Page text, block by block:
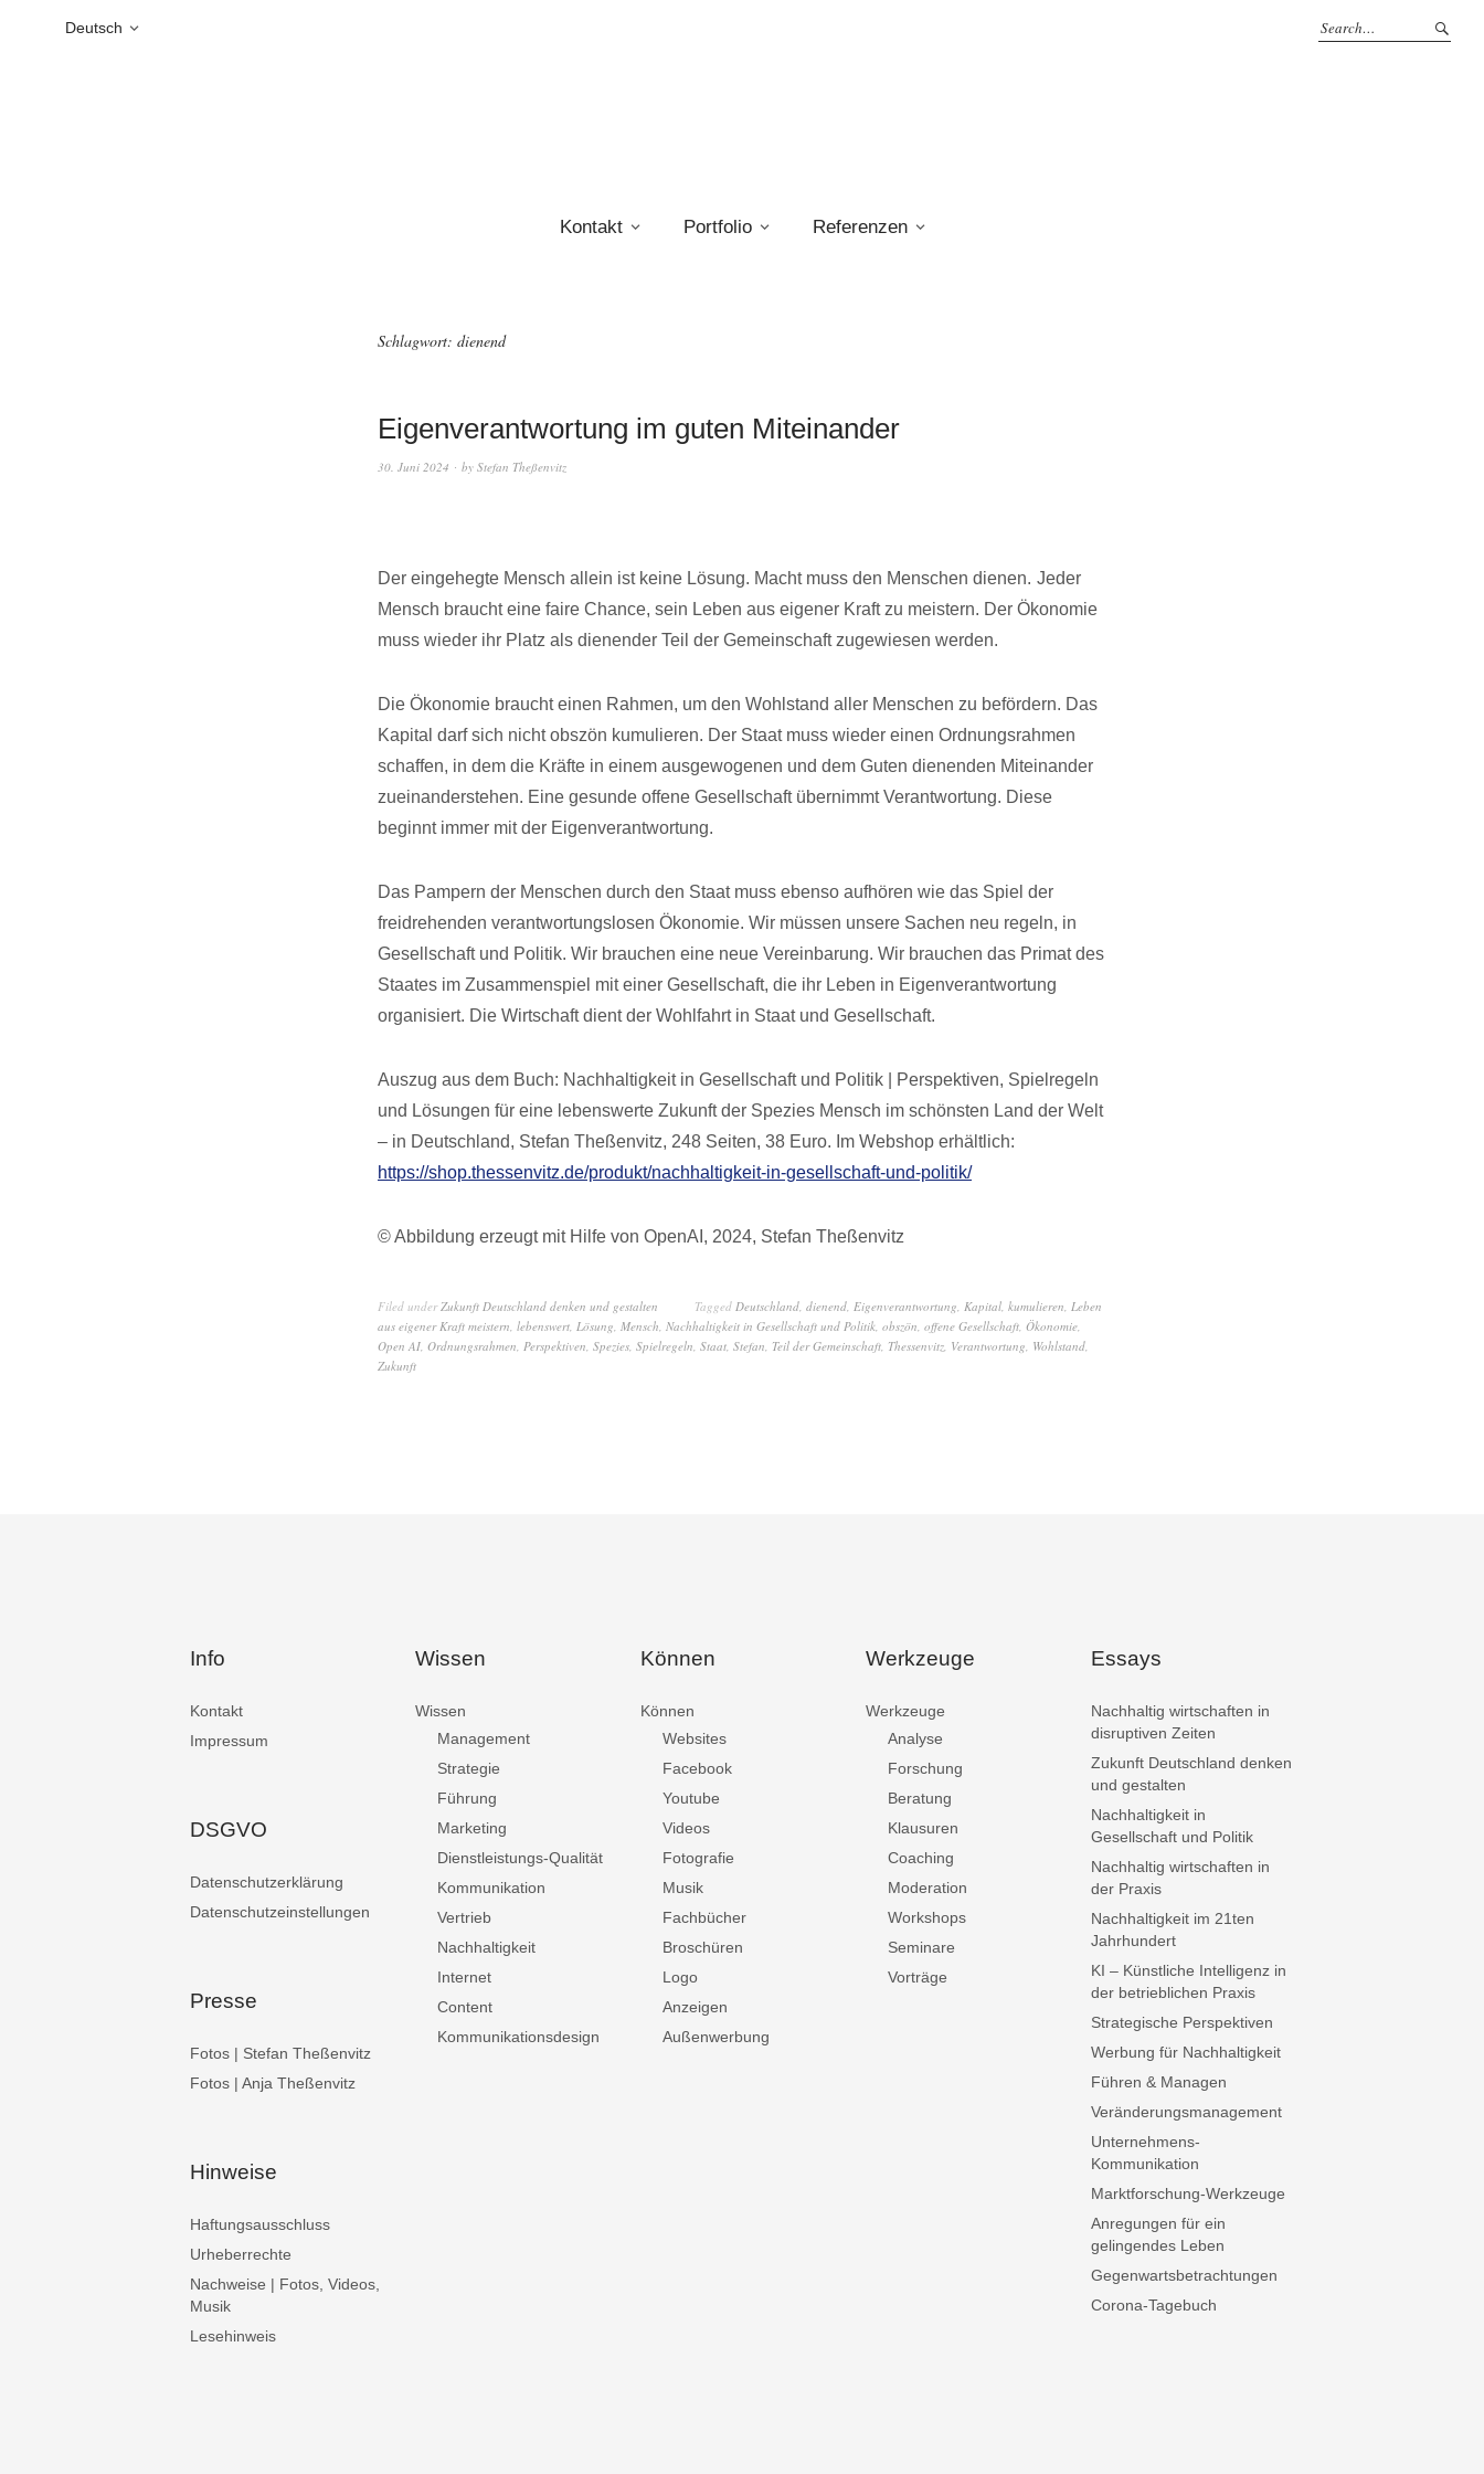
Deutsch
Kontakt Portfolio Referenzen
Schlagwort: dienend
Eigenverantwortung im guten Miteinander
30. Juni 2024 by Stefan Theßenvitz
Der eingehegte Mensch allein ist keine Lösung. Macht muss den Menschen dienen. Jeder
Mensch braucht eine faire Chance, sein Leben aus eigener Kraft zu meistern. Der Ökonomie
muss wieder ihr Platz als dienender Teil der Gemeinschaft zugewiesen werden.
Die Ökonomie braucht einen Rahmen, um den Wohlstand aller Menschen zu befördern. Das
Kapital darf sich nicht obszön kumulieren. Der Staat muss wieder einen Ordnungsrahmen
schaffen, in dem die Kräfte in einem ausgewogenen und dem Guten dienenden Miteinander
zueinanderstehen. Eine gesunde offene Gesellschaft übernimmt Verantwortung. Diese
beginnt immer mit der Eigenverantwortung.
Das Pampern der Menschen durch den Staat muss ebenso aufhören wie das Spiel der
freidrehenden verantwortungslosen Ökonomie. Wir müssen unsere Sachen neu regeln, in
Gesellschaft und Politik. Wir brauchen eine neue Vereinbarung. Wir brauchen das Primat des
Staates im Zusammenspiel mit einer Gesellschaft, die ihr Leben in Eigenverantwortung
organisiert. Die Wirtschaft dient der Wohlfahrt in Staat und Gesellschaft.
Auszug aus dem Buch: Nachhaltigkeit in Gesellschaft und Politik | Perspektiven, Spielregeln
und Lösungen für eine lebenswerte Zukunft der Spezies Mensch im schönsten Land der Welt
– in Deutschland, Stefan Theßenvitz, 248 Seiten, 38 Euro. Im Webshop erhältlich:
https://shop.thessenvitz.de/produkt/nachhaltigkeit-in-gesellschaft-und-politik/
© Abbildung erzeugt mit Hilfe von OpenAI, 2024, Stefan Theßenvitz
Filed underZukunft Deutschland denken und gestalten Tagged Deutschland, dienend, Eigenverantwortung, Kapital, kumulieren, Leben
aus eigener Kraft meistern, lebenswert, Lösung, Mensch, Nachhaltigkeit in Gesellschaft und Politik, obszön, offene Gesellschaft, Ökonomie,
Open AI, Ordnungsrahmen, Perspektiven, Spezies, Spielregeln, Staat, Stefan, Teil der Gemeinschaft, Thessenvitz, Verantwortung, Wohlstand,
Zukunft
Info
Kontakt
Impressum
DSGVO
Datenschutzerklärung
Datenschutzeinstellungen
Presse
Fotos | Stefan Theßenvitz
Fotos | Anja Theßenvitz
Hinweise
Haftungsausschluss
Urheberrechte
Nachweise | Fotos, Videos,
Musik
Lesehinweis
Wissen
Wissen
Management
Strategie
Führung
Marketing
Dienstleistungs-Qualität
Kommunikation
Vertrieb
Nachhaltigkeit
Internet
Content
Kommunikationsdesign
Können
Können
Websites
Facebook
Youtube
Videos
Fotografie
Musik
Fachbücher
Broschüren
Logo
Anzeigen
Außenwerbung
Werkzeuge
Werkzeuge
Analyse
Forschung
Beratung
Klausuren
Coaching
Moderation
Workshops
Seminare
Vorträge
Essays
Nachhaltig wirtschaften in
disruptiven Zeiten
Zukunft Deutschland denken
und gestalten
Nachhaltigkeit in
Gesellschaft und Politik
Nachhaltig wirtschaften in
der Praxis
Nachhaltigkeit im 21ten
Jahrhundert
KI – Künstliche Intelligenz in
der betrieblichen Praxis
Strategische Perspektiven
Werbung für Nachhaltigkeit
Führen & Managen
Veränderungsmanagement
Unternehmens-
Kommunikation
Marktforschung-Werkzeuge
Anregungen für ein
gelingendes Leben
Gegenwartsbetrachtungen
Corona-Tagebuch